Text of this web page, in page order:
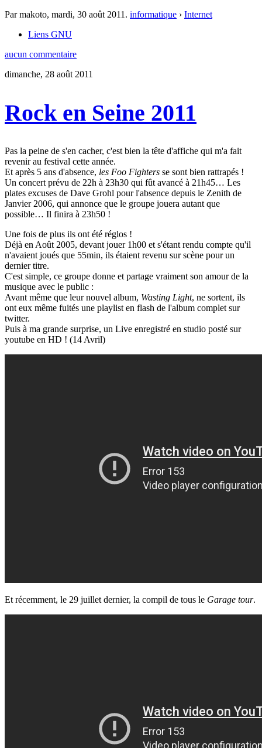
Par makoto, mardi, 30 août 2011 . informatique › Internet
Liens GNU
aucun commentaire
dimanche, 28 août 2011
Rock en Seine 2011
Pas la peine de s'en cacher, c'est bien la tête d'affiche qui m'a fait
revenir au festival cette année.
Et après 5 ans d'absence, les Foo Fighters se sont bien rattrapés !
Un concert prévu de 22h à 23h30 qui fût avancé à 21h45… Les
plates excuses de Dave Grohl pour l'absence depuis le Zenith de
Janvier 2006, qui annonce que le groupe jouera autant que
possible… Il finira à 23h50 !
Une fois de plus ils ont été réglos !
Déjà en Août 2005, devant jouer 1h00 et s'étant rendu compte qu'il
n'avaient joués que 55min, ils étaient revenu sur scène pour un
dernier titre.
C'est simple, ce groupe donne et partage vraiment son amour de la
musique avec le public :
Avant même que leur nouvel album, Wasting Light, ne sortent, ils
ont eux même fuités une playlist en flash de l'album complet sur
twitter.
Puis à ma grande surprise, un Live enregistré en studio posté sur
youtube en HD ! (14 Avril)
Et récemment, le 29 juillet dernier, la compil de tous le Garage tour.